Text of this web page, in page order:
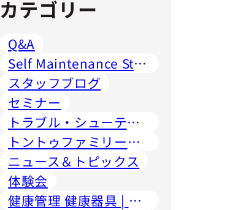
カテゴリー
Q&A
Self Maintenance Station
スタッフブログ
セミナー
トラブル・シューティング
トントゥファミリーご紹介
ニュース＆トピックス
体験会
健康管理 健康器具 | 評判 | お客様の声